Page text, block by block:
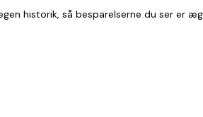
historik, så besparelserne du ser er